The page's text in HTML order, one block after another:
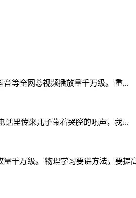
等全网总视频播放量千万级。 重...
话里传来儿子带着哭腔的吼声，我...
千万级。 物理学习要讲方法，要提